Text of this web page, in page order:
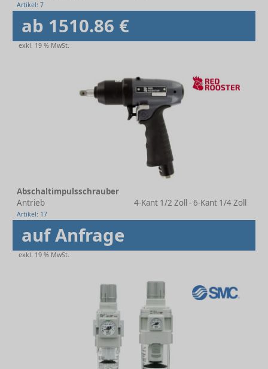
Artikel: 7
ab 1510.86 €
exkl. 19 % MwSt.
Abschaltimpulsschrauber
Antrieb
4-Kant 1/2 Zoll - 6-Kant 1/4 Zoll
Artikel: 17
auf Anfrage
exkl. 19 % MwSt.